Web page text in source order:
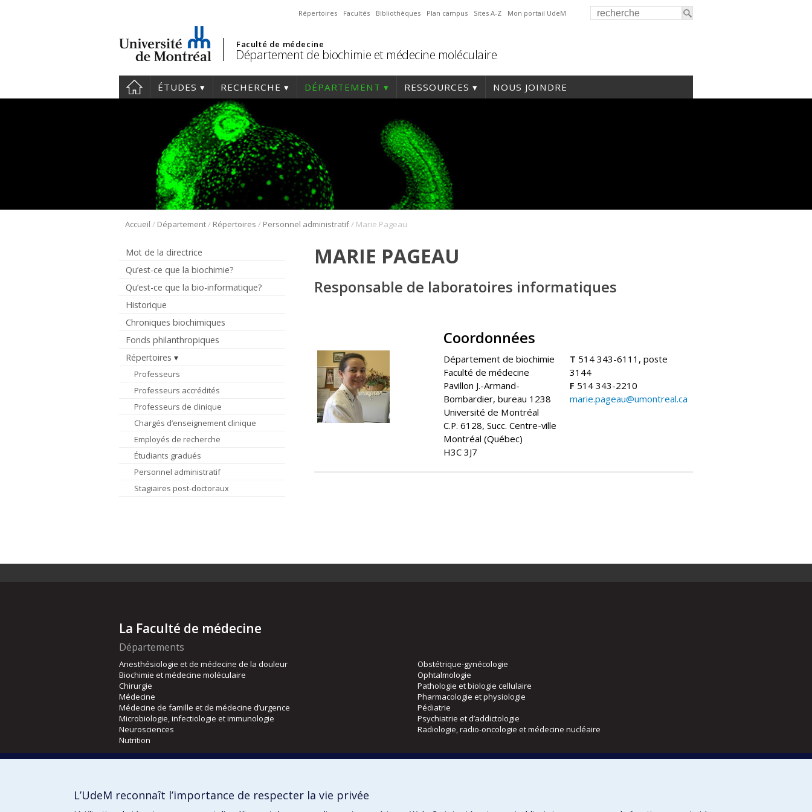
Répertoires Facultés Bibliothèques Plan campus Sites A-Z Mon portail UdeM
Faculté de médecine
Département de biochimie et médecine moléculaire
ÉTUDES RECHERCHE DÉPARTEMENT RESSOURCES NOUS JOINDRE
Accueil / Département/ Répertoires / Personnel administratif/ Marie Pageau
Mot de la directrice
Qu’est-ce que la biochimie?
Qu’est-ce que la bio-informatique?
Historique
Chroniques biochimiques
Fonds philanthropiques
Répertoires
Professeurs
Professeurs accrédités
Professeurs de clinique
Chargés d’enseignement clinique
Employés de recherche
Étudiants gradués
Personnel administratif
Stagiaires post-doctoraux
MARIE PAGEAU
Responsable de laboratoires informatiques
Coordonnées
Département de biochimie
Faculté de médecine
Pavillon J.-Armand-
Bombardier, bureau 1238
Université de Montréal
C.P. 6128, Succ. Centre-ville
Montréal (Québec)
H3C 3J7
T 514 343-6111, poste
3144
F 514 343-2210
marie.pageau@umontreal.ca
La Faculté de médecine
Départements
Anesthésiologie et de médecine de la douleur
Biochimie et médecine moléculaire
Chirurgie
Médecine
Médecine de famille et de médecine d’urgence
Microbiologie, infectiologie et immunologie
Neurosciences
Nutrition
Obstétrique-gynécologie
Ophtalmologie
Pathologie et biologie cellulaire
Pharmacologie et physiologie
Pédiatrie
Psychiatrie et d’addictologie
Radiologie, radio-oncologie et médecine nucléaire
Orthophonie et audiologie
L’UdeM reconnaît l’importance de respecter la vie privée